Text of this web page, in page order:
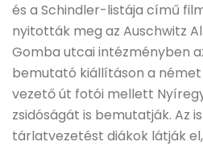
és a Schindler-listája című
nyitották meg az Auschwitz
Gomba utcai intézményben
bemutató kiállításon a
vezető út fotói mellett
zsidóságát is bemutatják. Az
tárlatvezetést diákok látják